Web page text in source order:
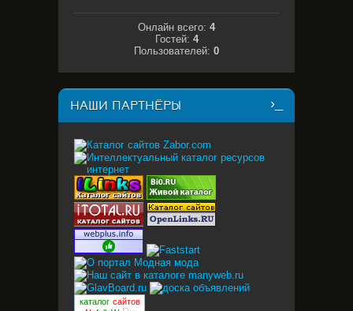
Онлайн всего: 4
Гостей: 4
Пользователей: 0
НАШИ ПАРТНЁРЫ
каталог сайтов